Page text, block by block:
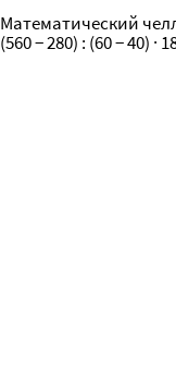
Математический
(560 − 280) : (60 − 40) ·